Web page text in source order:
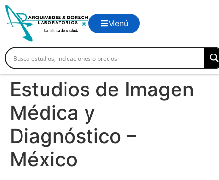
Menú
Estudios de Imagen
Médica y
Diagnóstico –
México